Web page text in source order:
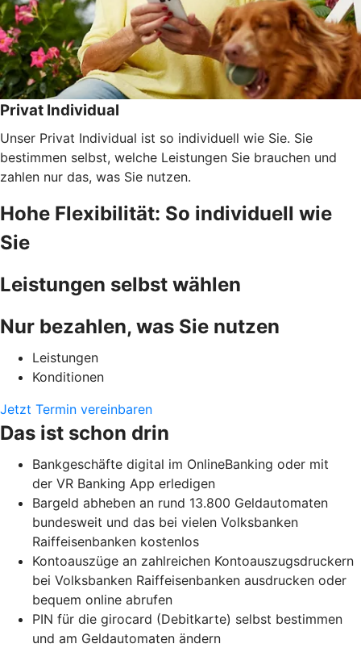
Privat Individual
Unser Privat Individual ist so individuell wie Sie. Sie
bestimmen selbst, welche Leistungen Sie brauchen und
zahlen nur das, was Sie nutzen.
Hohe Flexibilität: So individuell wie
Sie
Leistungen selbst wählen
Nur bezahlen, was Sie nutzen
Leistungen
Konditionen
Jetzt Termin vereinbaren
Das ist schon drin
Bankgeschäfte digital im OnlineBanking oder mit
der VR Banking App erledigen
Bargeld abheben an rund 13.800 Geldautomaten
bundesweit und das bei vielen Volksbanken
Raiffeisenbanken kostenlos
Kontoauszüge an zahlreichen Kontoauszugsdruckern
bei Volksbanken Raiffeisenbanken ausdrucken oder
bequem online abrufen
PIN für die girocard (Debitkarte) selbst bestimmen
und am Geldautomaten ändern